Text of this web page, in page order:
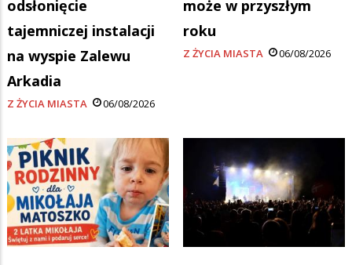
odsłonięcie
tajemniczej instalacji
na wyspie Zalewu
Arkadia
Z ŻYCIA MIASTA 06/08/2026
może w przyszłym
roku
Z ŻYCIA MIASTA 06/08/2026